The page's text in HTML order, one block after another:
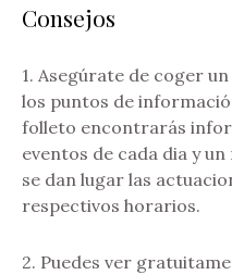
Consejos
1. Asegúrate de coger
los puntos de
folleto encontrarás
eventos de cada dia y
se dan lugar las
respectivos horarios.
2. Puedes ver